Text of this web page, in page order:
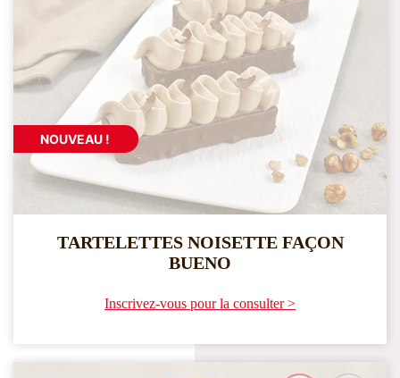
NOUVEAU !
TARTELETTES NOISETTE FAÇON
BUENO
Inscrivez-vous pour la consulter >